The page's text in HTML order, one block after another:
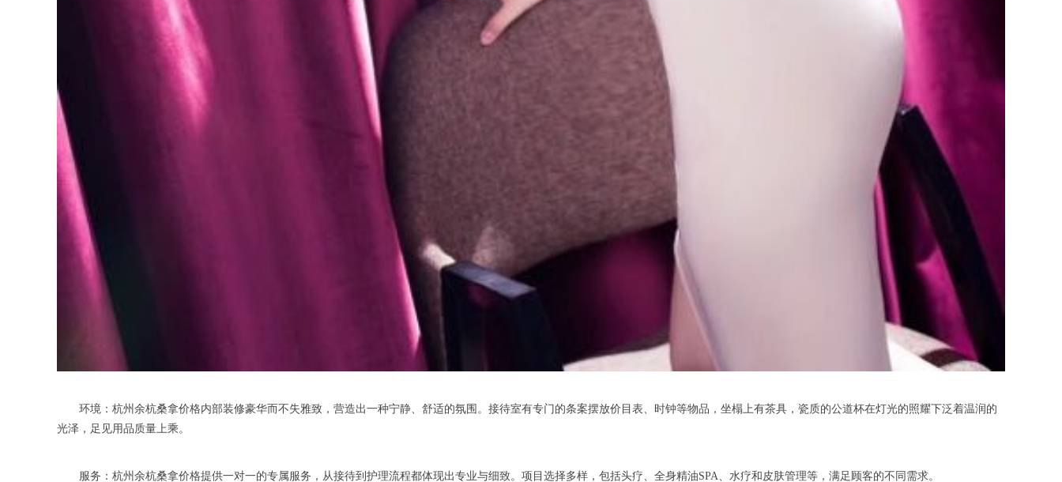
环境：杭州余杭桑拿价格内部装修豪华而不失雅致，营造出一种宁静、舒适的氛围。接待室有专门的条案摆放价目表、时钟等物品，坐榻上有茶具，瓷质的公道杯在灯光的照耀下泛着温润的
光泽，足见用品质量上乘。
服务：杭州余杭桑拿价格提供一对一的专属服务，从接待到护理流程都体现出专业与细致。项目选择多样，包括头疗、全身精油SPA、水疗和皮肤管理等，满足顾客的不同需求。